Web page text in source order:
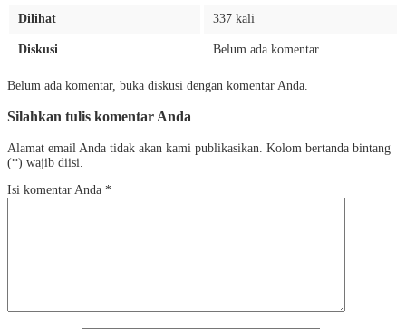
Dilihat 337 kali
Diskusi Belum ada komentar
Belum ada komentar, buka diskusi dengan komentar Anda.
Silahkan tulis komentar Anda
Alamat email Anda tidak akan kami publikasikan. Kolom bertanda bintang
(*) wajib diisi.
Isi komentar Anda *